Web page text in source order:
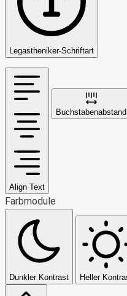
Legastheniker-Schriftart
Align Text
Buchstabenabstand
Farbmodule
Dunkler Kontrast Heller